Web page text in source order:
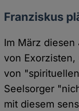
Franziskus
Im März
von
von
Seelsorger
mit diesem